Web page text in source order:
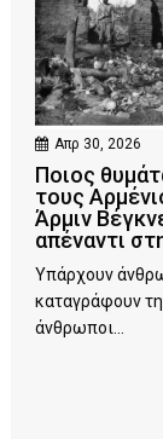
Απρ 30, 2026
Ποιος
τους
Άρμιν
απέναντι
Υπάρχουν
καταγράφουν
άνθρωποι...